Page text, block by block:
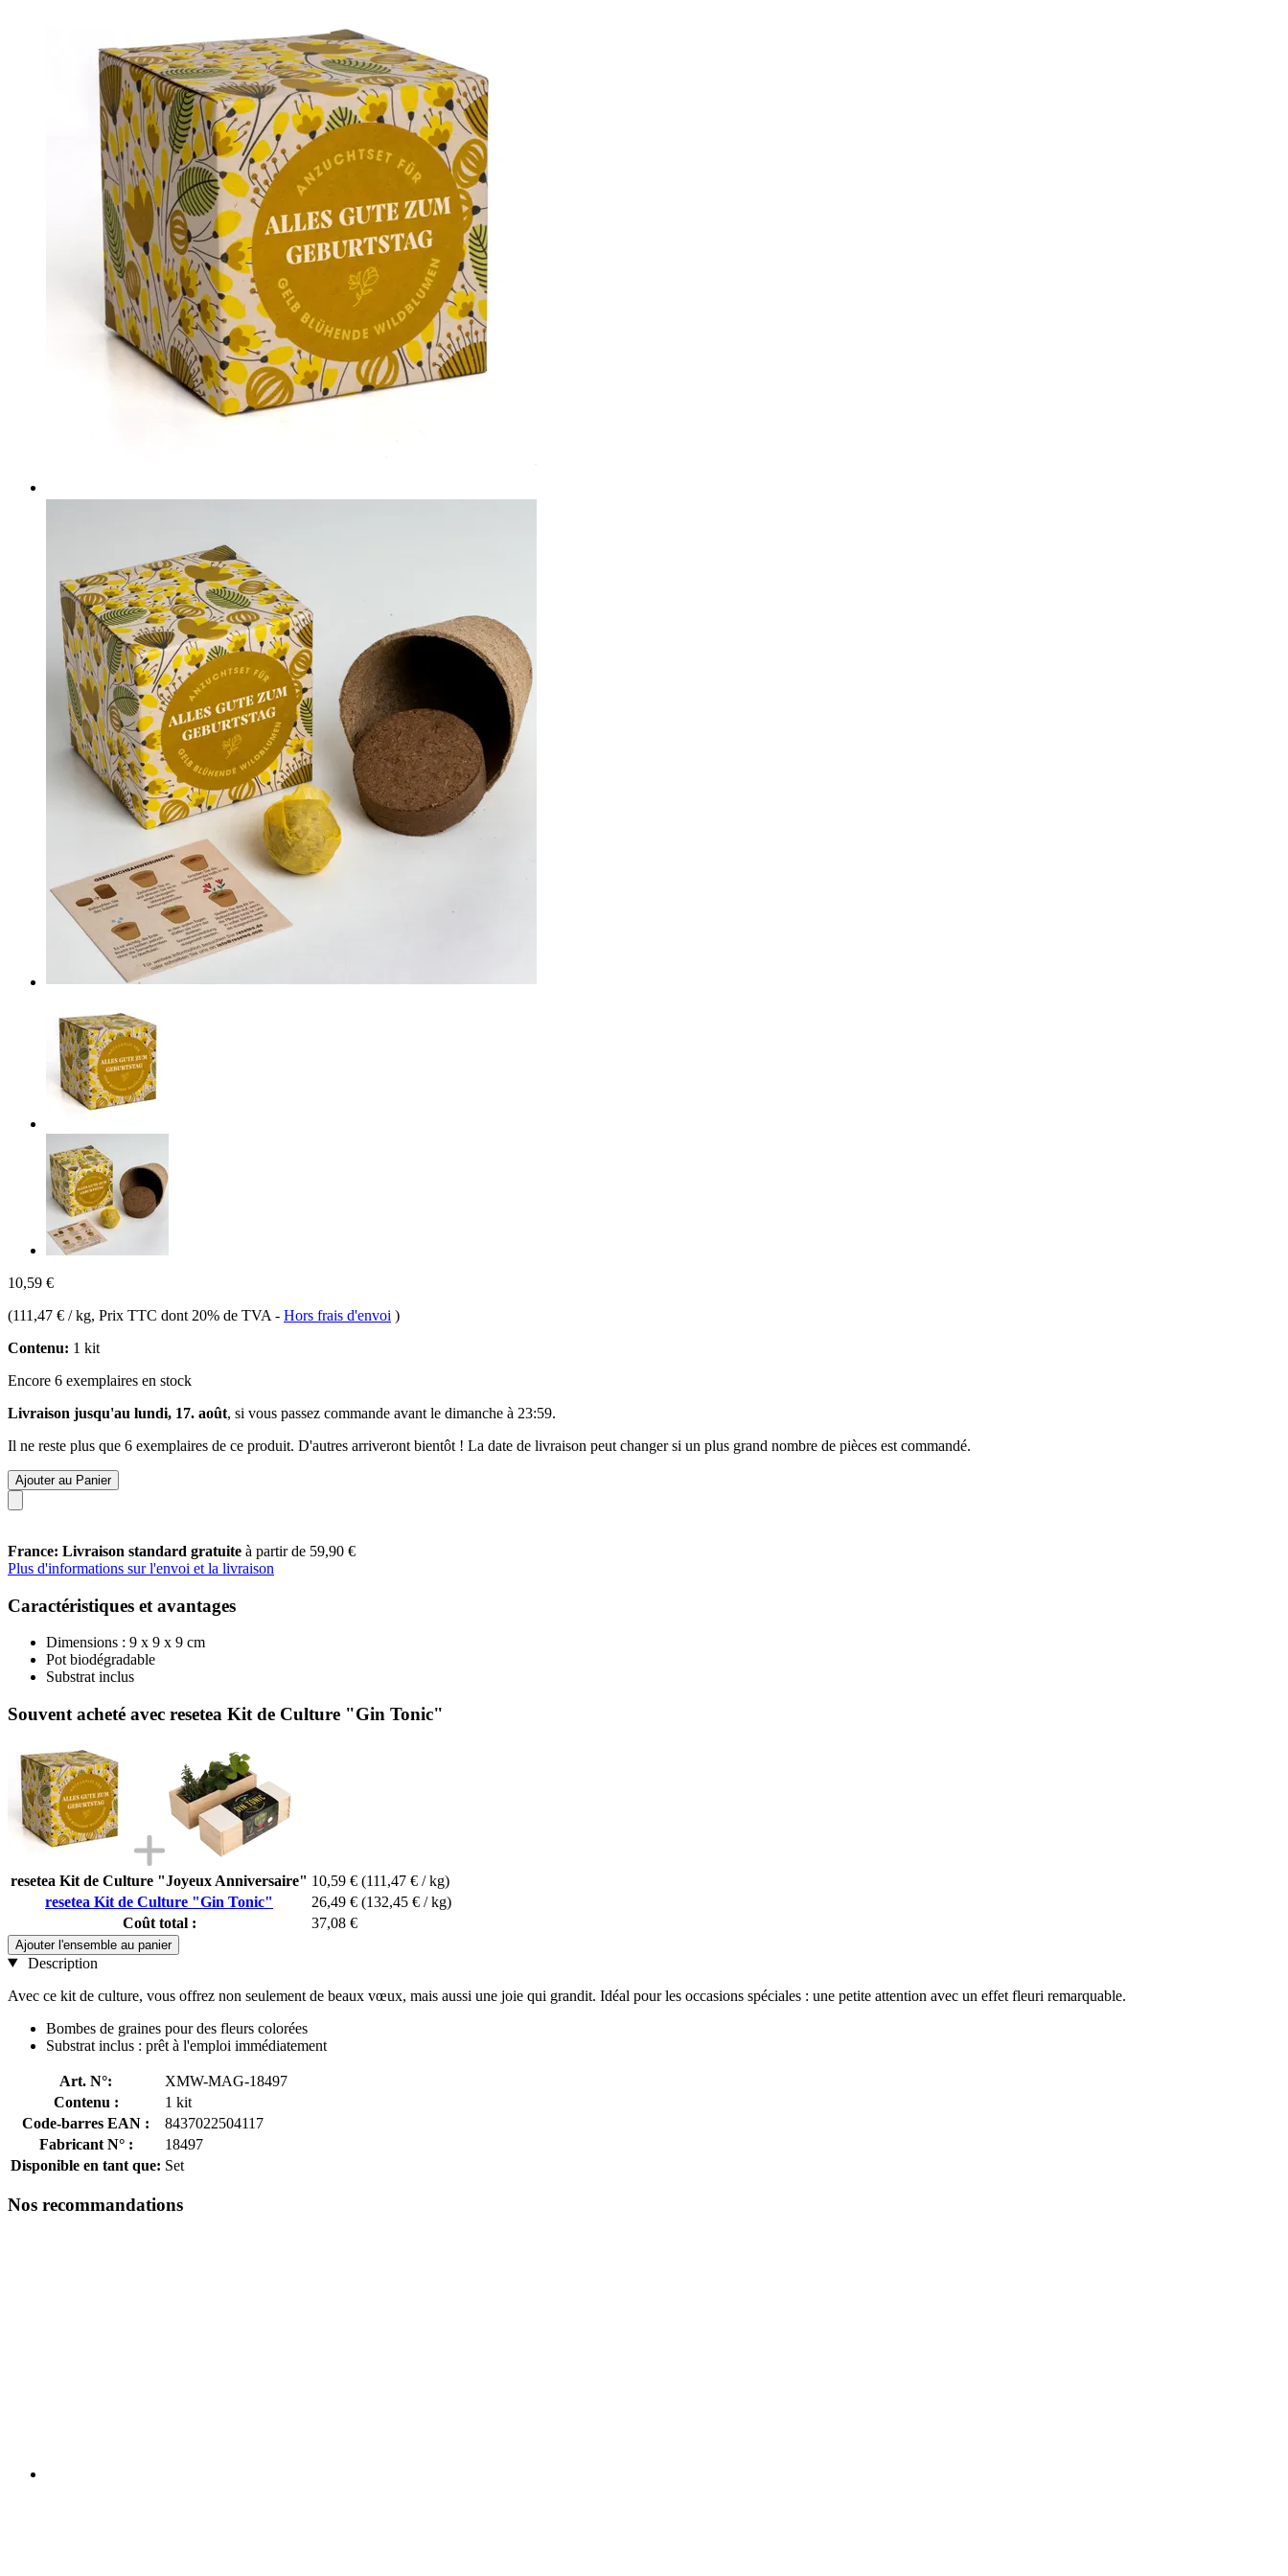
10,59 €
(111,47 € / kg, Prix TTC dont 20% de TVA - Hors frais d'envoi )
Contenu: 1 kit
Encore 6 exemplaires en stock
Livraison jusqu'au lundi, 17. août, si vous passez commande avant le dimanche à 23:59.
Il ne reste plus que 6 exemplaires de ce produit. D'autres arriveront bientôt ! La date de livraison peut changer si un plus grand nombre de pièces est commandé.
Ajouter au Panier
France: Livraison standard gratuite à partir de 59,90 €
Plus d'informations sur l'envoi et la livraison
Caractéristiques et avantages
Dimensions : 9 x 9 x 9 cm
Pot biodégradable
Substrat inclus
Souvent acheté avec resetea Kit de Culture "Gin Tonic"
resetea Kit de Culture "Joyeux Anniversaire" 10,59 € (111,47 € / kg)
resetea Kit de Culture "Gin Tonic"
26,49 € (132,45 € / kg)
Coût total :
37,08 €
Ajouter l'ensemble au panier
Description
Avec ce kit de culture, vous offrez non seulement de beaux vœux, mais aussi une joie qui grandit. Idéal pour les occasions spéciales : une petite attention avec un effet fleuri remarquable.
Bombes de graines pour des fleurs colorées
Substrat inclus : prêt à l'emploi immédiatement
Art. N°:
XMW-MAG-18497
Contenu :
1 kit
Code-barres EAN :
8437022504117
Fabricant N° :
18497
Disponible en tant que: Set
Nos recommandations